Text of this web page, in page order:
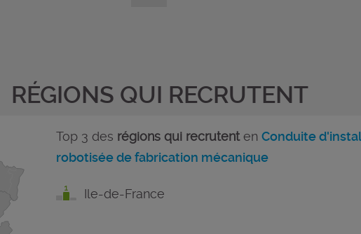
RÉGIONS QUI RECRUTENT
Top 3 des régions qui recrutenten Conduite
robotisée de fabrication mécanique
Ile-de-France